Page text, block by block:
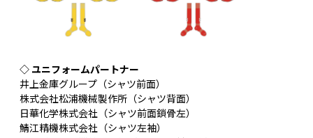
◇ ユニフォームパートナー
井上金庫グループ（シャツ前面）
株式会社松浦機械製作所（シャツ背面）
日華化学株式会社（シャツ前面鎖骨左）
鯖江精機株式会社（シャツ左袖）